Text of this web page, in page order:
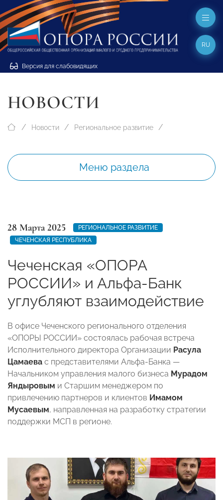
Версия для слабовидящих
RU
НОВОСТИ
Новости Региональное развитие
Меню раздела
28 Марта 2025
РЕГИОНАЛЬНОЕ РАЗВИТИЕ
ЧЕЧЕНСКАЯ РЕСПУБЛИКА
Чеченская «ОПОРА
РОССИИ» и Альфа-Банк
углубляют взаимодействие
В офисе Чеченского регионального отделения
«ОПОРЫ РОССИИ» состоялась рабочая встреча
Исполнительного директора Организации Расула
Цамаева с представителями Альфа-Банка —
Начальником управления малого бизнеса Мурадом
Яндыровым и Старшим менеджером по
привлечению партнеров и клиентов Имамом
Мусаевым, направленная на разработку стратегии
поддержки МСП в регионе.